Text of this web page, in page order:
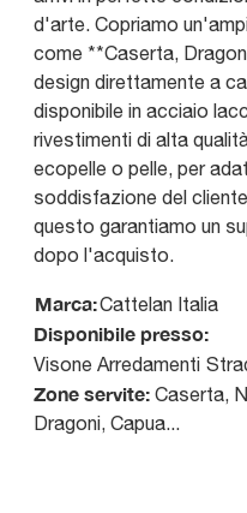
d'arte. Copriamo
come **Caserta,
design direttamente a
disponibile in acciaio
rivestimenti di alta
ecopelle o pelle, per
soddisfazione del
questo garantiamo un
dopo l'acquisto.
Marca:Cattelan Italia
Disponibile presso:
Visone Arredamenti
Zone servite: Caserta,
Dragoni, Capua...